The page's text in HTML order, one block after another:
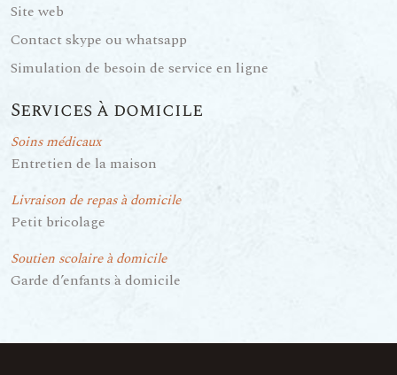
Site web
Contact skype ou whatsapp
Simulation de besoin de service en ligne
Services à domicile
Soins médicaux
Entretien de la maison
Livraison de repas à domicile
Petit bricolage
Soutien scolaire à domicile
Garde d’enfants à domicile